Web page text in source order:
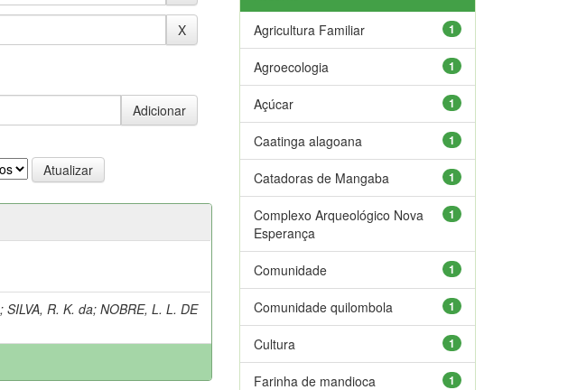
;SILVA, R. K. da;NOBRE, L. L. DE
1
Agricultura Familiar
1
Agroecologia
1
Açúcar
1
Caatinga alagoana
1
Catadoras de Mangaba
1
Complexo Arqueológico Nova
Esperança
1
Comunidade
1
Comunidade quilombola
1
Cultura
1
Farinha de mandioca